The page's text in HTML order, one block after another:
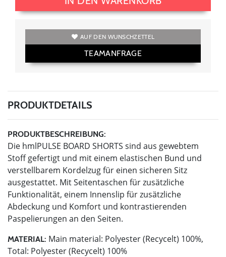
AUF DEN WUNSCHZETTEL
TEAMANFRAGE
PRODUKTDETAILS
PRODUKTBESCHREIBUNG:
Die hmlPULSE BOARD SHORTS sind aus gewebtem
Stoff gefertigt und mit einem elastischen Bund und
verstellbarem Kordelzug für einen sicheren Sitz
ausgestattet. Mit Seitentaschen für zusätzliche
Funktionalität, einem Innenslip für zusätzliche
Abdeckung und Komfort und kontrastierenden
Paspelierungen an den Seiten.
MATERIAL: Main material: Polyester (Recycelt) 100%,
Total: Polyester (Recycelt) 100%